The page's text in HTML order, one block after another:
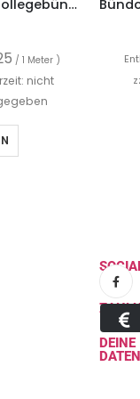
Strickbündchen, gefaltete Collegebündchen in Schwarz mit Streifen Gold/Curry/Grau, 130 cm
/ 1 Meter )
nicht
DEINE